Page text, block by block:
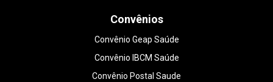
Convênios
Convênio Geap Saúde
Convênio IBCM Saúde
Convênio Postal Saude